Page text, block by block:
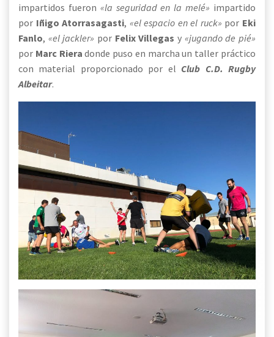
impartidos fueron «la seguridad en la melé» impartido
por Iñigo Atorrasagasti, «el espacio en el ruck» por Eki
Fanlo, «el jackler» por Felix Villegas y «jugando de pié»
por Marc Riera donde puso en marcha un taller práctico
con material proporcionado por el Club C.D. Rugby
Albeitar.